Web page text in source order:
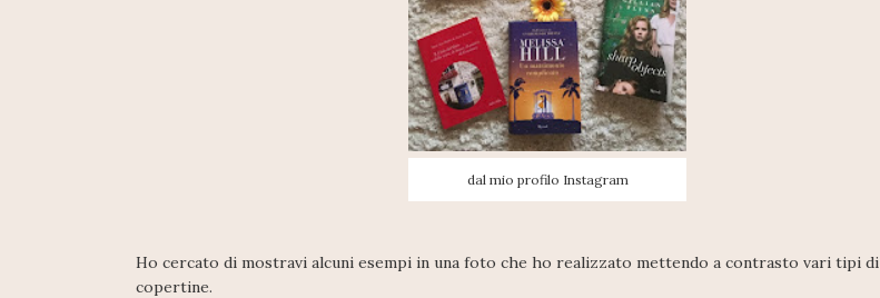
dal mio profilo Instagram
Ho cercato di mostravi alcuni esempi in una foto che ho realizzato mettendo a contrasto vari tipi di
copertine.